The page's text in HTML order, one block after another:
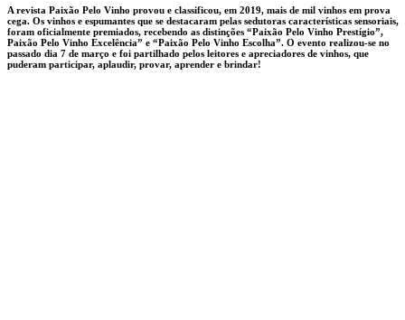
A revista Paixão Pelo Vinho provou e classificou, em 2019, mais de mil vinhos em prova
cega. Os vinhos e espumantes que se destacaram pelas sedutoras características sensoriais,
foram oficialmente premiados, recebendo as distinções “Paixão Pelo Vinho Prestígio”,
Paixão Pelo Vinho Excelência” e “Paixão Pelo Vinho Escolha”. O evento realizou-se no
passado dia 7 de março e foi partilhado pelos leitores e apreciadores de vinhos, que
puderam participar, aplaudir, provar, aprender e brindar!